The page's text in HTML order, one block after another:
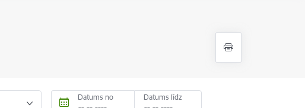
Datums no Datums līdz